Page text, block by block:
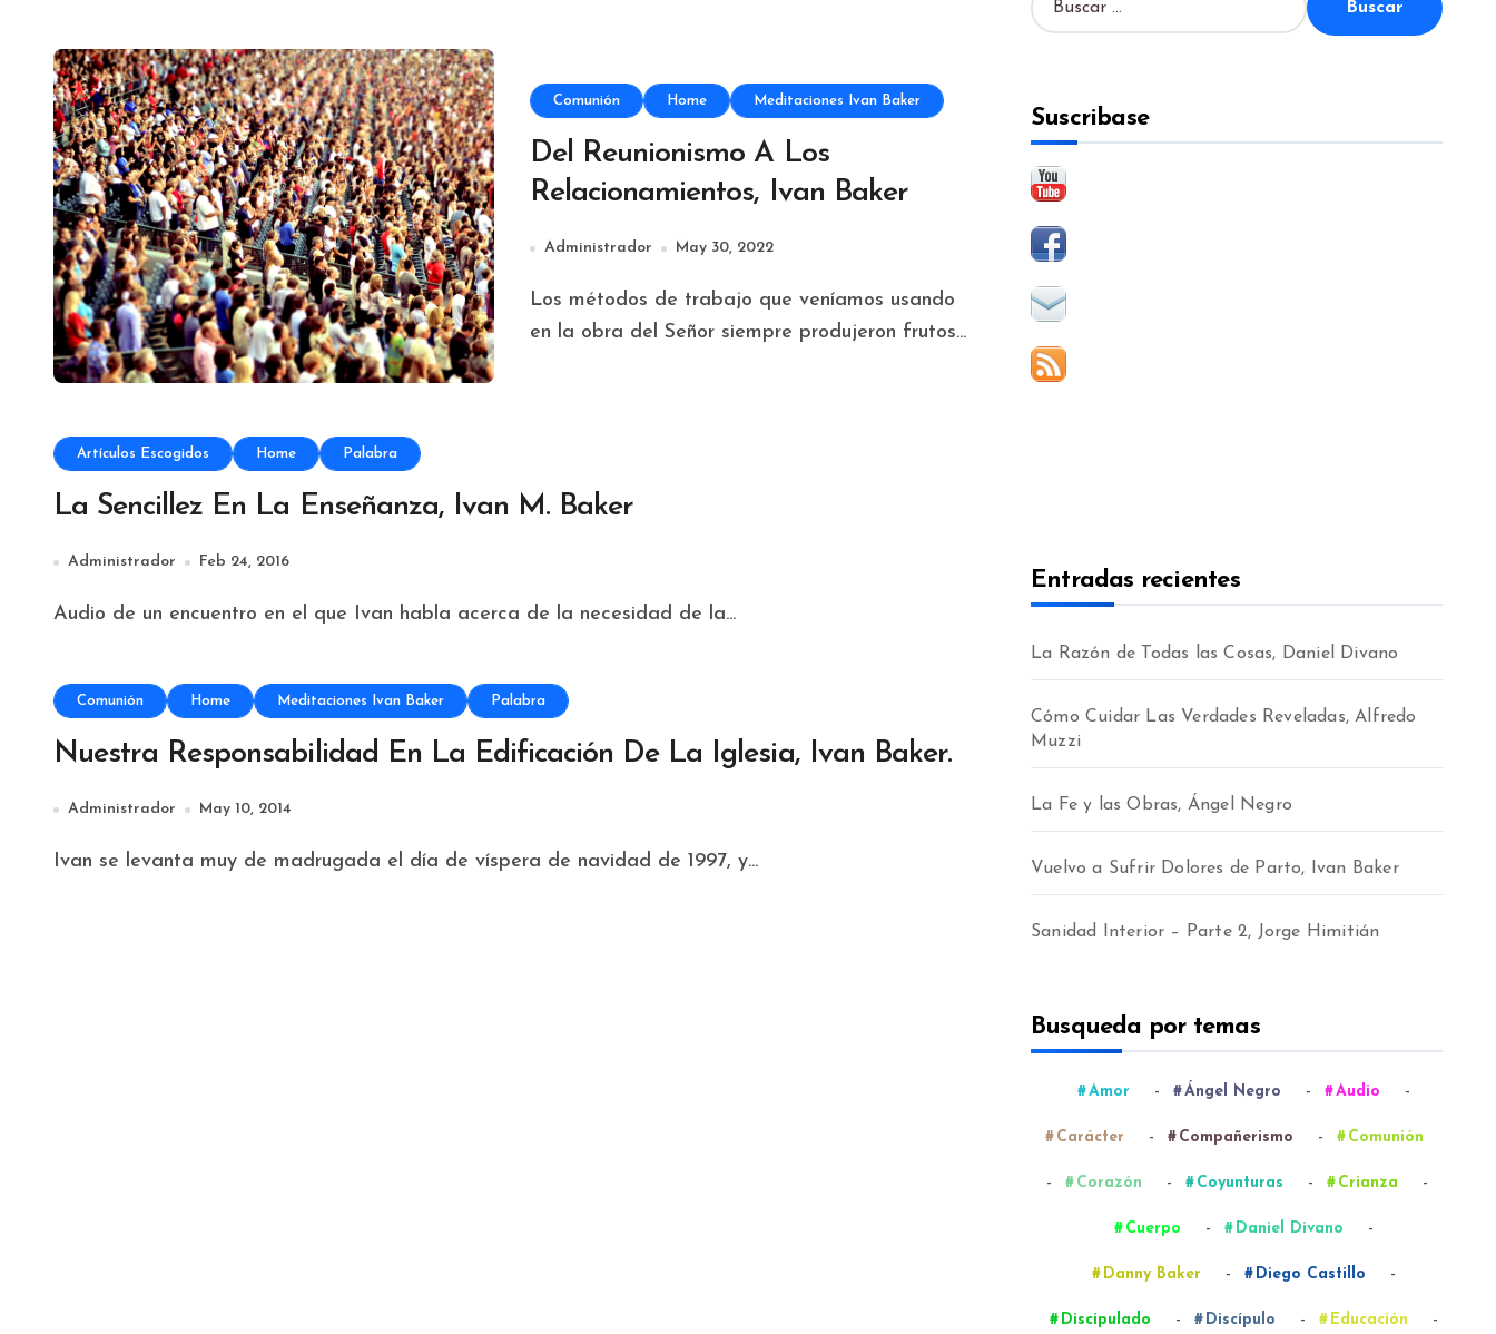
Comunión Home Meditaciones Ivan Baker
Del Reunionismo A Los
Relacionamientos, Ivan Baker
Administrador May 30, 2022
Los métodos de trabajo que veníamos usando
en la obra del Señor siempre produjeron frutos...
Artículos Escogidos Home Palabra
La Sencillez En La Enseñanza, Ivan M. Baker
Administrador Feb 24, 2016
Audio de un encuentro en el que Ivan habla acerca de la necesidad de la...
Comunión Home Meditaciones Ivan Baker Palabra
Nuestra Responsabilidad En La Edificación De La Iglesia, Ivan Baker.
Administrador May 10, 2014
Ivan se levanta muy de madrugada el día de víspera de navidad de 1997, y...
u
r
:
Suscribase
Entradas recientes
La Razón de Todas las Cosas, Daniel Divano
Cómo Cuidar Las Verdades Reveladas, Alfredo
Muzzi
La Fe y las Obras, Ángel Negro
Vuelvo a Sufrir Dolores de Parto, Ivan Baker
Sanidad Interior – Parte 2, Jorge Himitián
Busqueda por temas
Amor - Ángel Negro - Audio -
Carácter - Compañerismo - Comunión
- Corazón - Coyunturas - Crianza -
Cuerpo - Daniel Divano -
Danny Baker - Diego Castillo -
Discipulado - Discípulo - Educación -